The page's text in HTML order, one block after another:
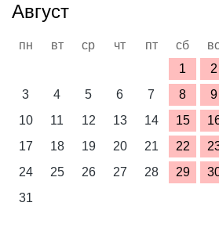
Август
пн вт ср чт пт сб
1
2
3
4 5 6 7 8
9
10
11 12 13 14 15
17
18 19 20 21 22
24
25 26 27 28 29
31